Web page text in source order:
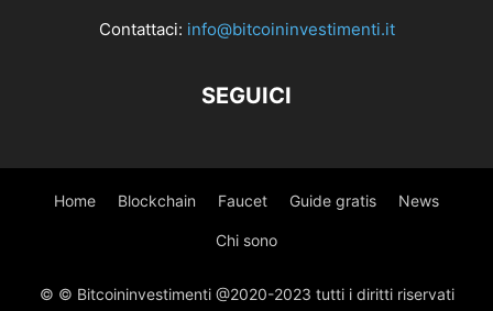
Contattaci: info@bitcoininvestimenti.it
SEGUICI
Home Blockchain Faucet Guide gratis News
Chi sono
© © Bitcoininvestimenti @2020-2023 tutti i diritti riservati